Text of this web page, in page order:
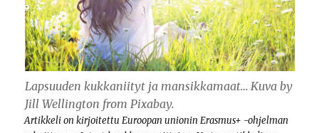
Lapsuuden kukkaniityt ja mansikkamaat… Kuva by
Jill Wellington from Pixabay.
Artikkeli on kirjoitettu Euroopan unionin Erasmus+ -ohjelman